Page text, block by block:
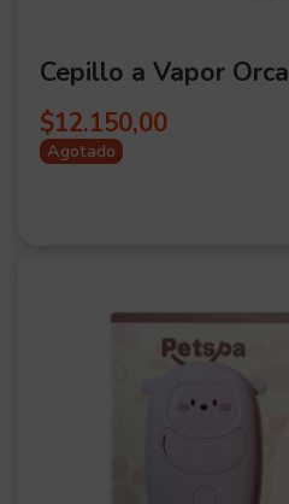
Cepillo a Vapor Orca
$12.150,00
Agotado